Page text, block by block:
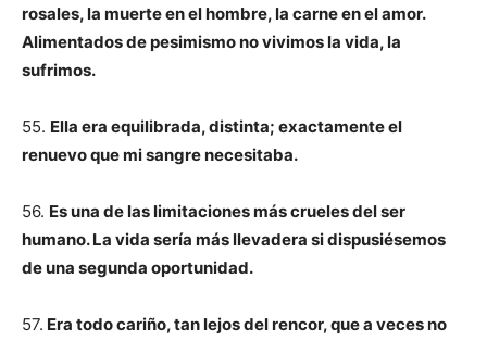
rosales, la muerte en el hombre, la carne en el amor.
Alimentados de pesimismo no vivimos la vida, la
sufrimos.
55. Ella era equilibrada, distinta; exactamente el
renuevo que mi sangre necesitaba.
56. Es una de las limitaciones más crueles del ser
humano. La vida sería más llevadera si dispusiésemos
de una segunda oportunidad.
57. Era todo cariño, tan lejos del rencor, que a veces no